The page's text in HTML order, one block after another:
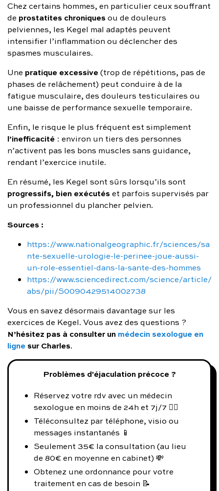
Chez certains hommes, en particulier ceux souffrant
de prostatites chroniquesou de douleurs
pelviennes, les Kegel mal adaptés peuvent
intensifier l’inflammation ou déclencher des
spasmes musculaires.
Une pratique excessive(trop de répétitions, pas de
phases de relâchement) peut conduire à de la
fatigue musculaire, des douleurs testiculaires ou
une baisse de performance sexuelle temporaire.
Enfin, le risque le plus fréquent est simplement
l’inefficacité : environ un tiers des personnes
n’activent pas les bons muscles sans guidance,
rendant l’exercice inutile.
En résumé, les Kegel sont sûrs lorsqu’ils sont
progressifs, bien exécutéset parfois supervisés par
un professionnel du plancher pelvien.
Sources :
https://www.nationalgeographic.fr/sciences/sa
nte-sexuelle-urologie-le-perinee-joue-aussi-
un-role-essentiel-dans-la-sante-des-hommes
https://www.sciencedirect.com/science/article/
abs/pii/S0090429514002738
Vous en savez désormais davantage sur les
exercices de Kegel. Vous avez des questions ?
N’hésitez pas à consulter unmédecin sexologue en
ligne sur Charles.
Problèmes d'éjaculation précoce ?
Réservez votre rdv avec un médecin
sexologue en moins de 24h et 7j/7 👨‍⚕️
Téléconsultez par téléphone, visio ou
messages instantanés 📱
Seulement 35€ la consultation (au lieu
de 80€ en moyenne en cabinet) 💸
Obtenez une ordonnance pour votre
traitement en cas de besoin 📝